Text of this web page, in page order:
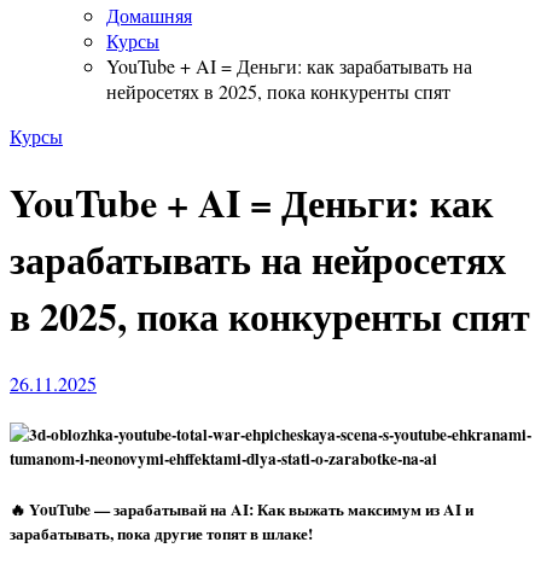
Домашняя
Курсы
YouTube + AI = Деньги: как зарабатывать на
нейросетях в 2025, пока конкуренты спят
Курсы
YouTube + AI = Деньги: как
зарабатывать на нейросетях
в 2025, пока конкуренты спят
26.11.2025
🔥 YouTube — зарабатывай на AI: Как выжать максимум из AI и
зарабатывать, пока другие топят в шлаке!